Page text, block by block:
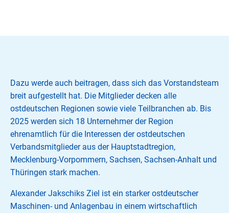
Dazu werde auch beitragen, dass sich das Vorstandsteam
breit aufgestellt hat. Die Mitglieder decken alle
ostdeutschen Regionen sowie viele Teilbranchen ab. Bis
2025 werden sich 18 Unternehmer der Region
ehrenamtlich für die Interessen der ostdeutschen
Verbandsmitglieder aus der Hauptstadtregion,
Mecklenburg-Vorpommern, Sachsen, Sachsen-Anhalt und
Thüringen stark machen.
Alexander Jakschiks Ziel ist ein starker ostdeutscher
Maschinen- und Anlagenbau in einem wirtschaftlich